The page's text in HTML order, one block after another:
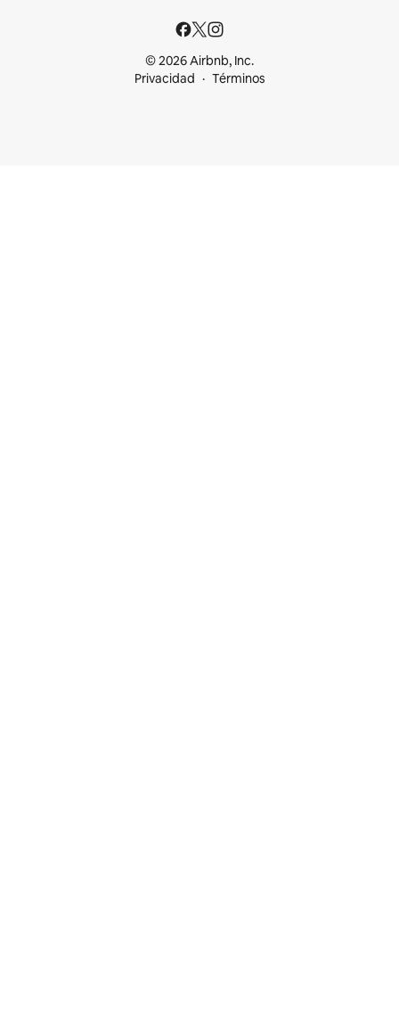
© 2026 Airbnb, Inc.
Privacidad
Términos